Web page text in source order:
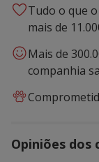
Tudo o que
mais de
Mais de
companhia
Opiniões dos